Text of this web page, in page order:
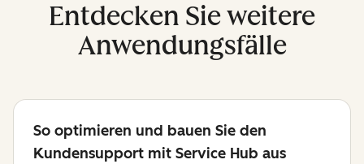
Entdecken Sie weitere
Anwendungsfälle
So optimieren und bauen Sie den
Kundensupport mit Service Hub aus